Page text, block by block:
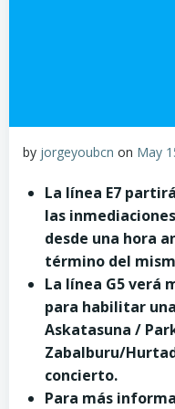
by jorgeyoubcn on May
La línea E7
las
desde una hora
término del
La línea G5 verá
para habilitar
Askatasuna /
Zabalburu/
concierto.
Para más